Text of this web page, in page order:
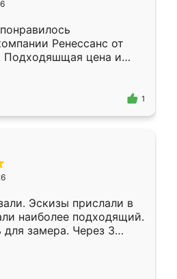
Ренессанс от
Подходяшщая цена и
Приехавший
Владислав
эскизу самый
1
Эскизы прислали в
наиболее подходящий.
для замера. Через 3
уже готова. Остались
Спасибо Ренессанс
работу!